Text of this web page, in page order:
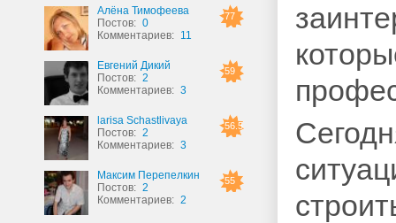
77
Алёна Тимофеева
Постов: 0
Комментариев: 11
59
Евгений Дикий
Постов: 2
Комментариев: 3
56.5
larisa Schastlivaya
Постов: 2
Комментариев: 3
55
Максим Перепелкин
Постов: 2
Комментариев: 2